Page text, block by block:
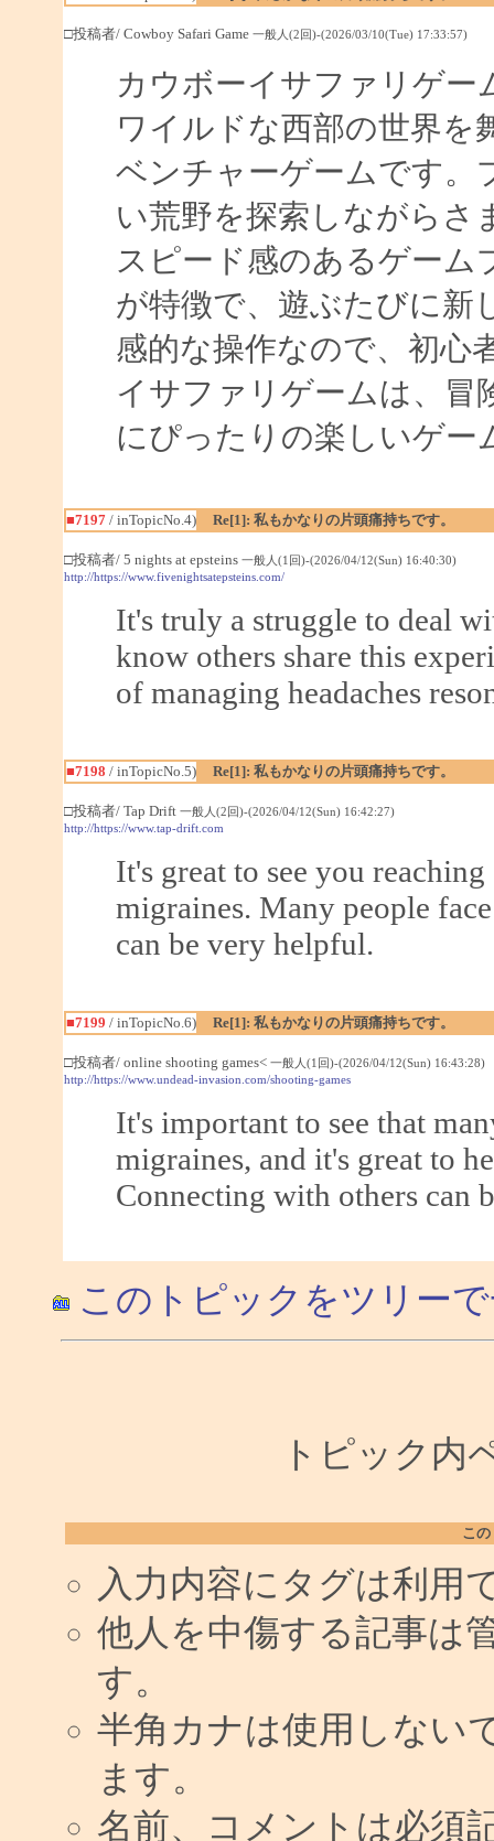
□投稿者/ Cowboy Safari Game 一般人(2回)-(2026/03/10(Tue) 17:33:57)
カウボーイサファリゲー
ワイルドな西部の世界
ベンチャーゲームです。
い荒野を探索しながらさ
スピード感のあるゲーム
が特徴で、遊ぶたびに新
感的な操作なので、初心
イサファリゲームは、冒
にぴったりの楽しいゲー
■7197/ inTopicNo.4) Re[1]: 私もかなりの片頭痛持ちです。
□投稿者/ 5 nights at epsteins 一般人(1回)-(2026/04/12(Sun) 16:40:30)
http://https://www.fivenightsatepsteins.com/
It's truly a struggle to deal
know others share this
of managing headaches
■7198 / inTopicNo.5) Re[1]: 私もかなりの片頭痛持ちです。
□投稿者/ Tap Drift 一般人(2回)-(2026/04/12(Sun) 16:42:27)
http://https://www.tap-drift.com
It's great to see you
migraines. Many people
can be very helpful.
■7199 / inTopicNo.6) Re[1]: 私もかなりの片頭痛持ちです。
□投稿者/ online shooting games< 一般人(1回)-(2026/04/12(Sun) 16:43:28)
http://https://www.undead-invasion.com/shooting-games
It's important to see that
migraines, and it's great to
Connecting with others can
このトピックをツリー
トピック内
こ
入力内容にタグは利用
他人を中傷する記事は
す。
半角カナは使用しない
ます。
名前、コメントは必須